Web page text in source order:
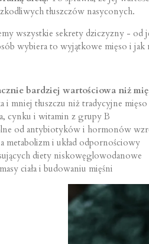
tłuszczów nasyconych.
wszystkie sekrety dziczyzny - od
wybiera to wyjątkowe mięso i
bardziej wartościowa niż
i mniej tłuszczu niż tradycyjne mięso
cynku i witamin z grupy B
od antybiotyków i hormonów
metabolizm i układ odpornościowy
diety niskowęglowodanowe
ciała i budowaniu mięśni